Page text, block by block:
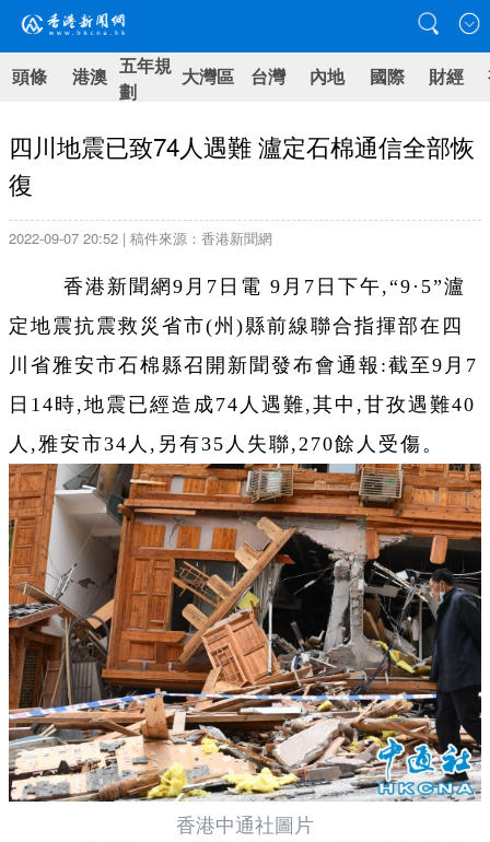
頭條 港澳 五年規
劃
大灣區 台灣 內地 國際 財經
四川地震已致74人遇難 瀘定石棉通信全部恢
復
2022-09-07 20:52 | 稿件來源：香港新聞網
香港新聞網9月7日電 9月7日下午,“9·5”瀘
定地震抗震救災省市(州)縣前線聯合指揮部在四
川省雅安市石棉縣召開新聞發布會通報:截至9月7
日14時,地震已經造成74人遇難,其中,甘孜遇難40
人,雅安市34人,另有35人失聯,270餘人受傷。
香港中通社圖片